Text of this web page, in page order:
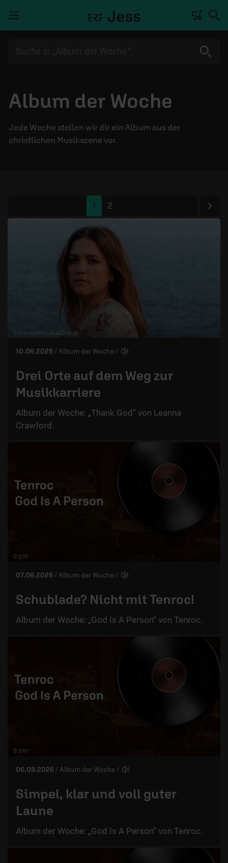
REPORTAGE
DEINE APP
Album der Woche
Jede Woche stellen wir dir ein Album aus der
christlichen Musikszene vor.
1 2
© Provident Label Group
10.08.2026 / Album der Woche /
Drei Orte auf dem Weg zur
Musikkarriere
Album der Woche: „Thank God“ von Leanna
Crawford.
© ERF
07.08.2026/ Album der Woche/
Schublade? Nicht mit Tenroc!
Album der Woche: „God Is A Person“ von Tenroc.
© ERF
06.08.2026/ Album der Woche/
Simpel, klar und voll guter
Laune
Album der Woche: „God Is A Person“ von Tenroc.